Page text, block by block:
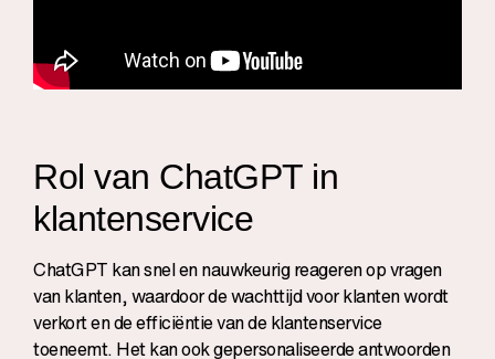
Rol van ChatGPT in
klantenservice
ChatGPT kan snel en nauwkeurig reageren op vragen
van klanten, waardoor de wachttijd voor klanten wordt
verkort en de efficiëntie van de klantenservice
toeneemt. Het kan ook gepersonaliseerde antwoorden